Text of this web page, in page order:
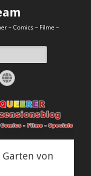
– Comics – Filme –
Website
Garten von